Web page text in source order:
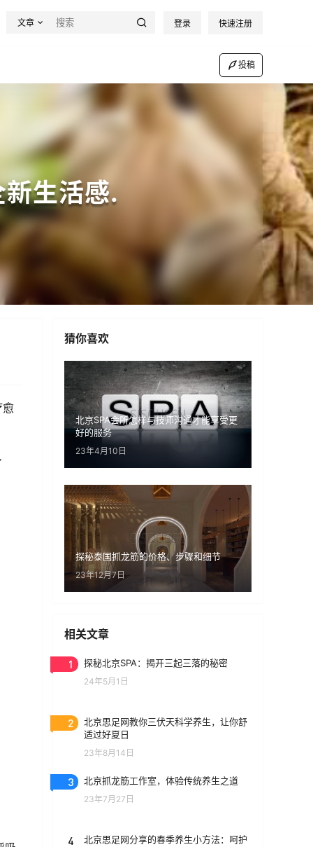
文章 登录 快速注册
投稿
生活感.
愈
猜你喜欢
北京SPA会所怎样与技师沟通才能享受更
好的服务
23年4月10日
探秘泰国抓龙筋的价格、步骤和细节
23年12月7日
相关文章
1 探秘北京SPA：揭开三起三落的秘密
24年5月1日
2
北京思足网教你三伏天科学养生，让你舒
适过好夏日
23年8月14日
3 北京抓龙筋工作室，体验传统养生之道
23年7月27日
4
北京思足网分享的春季养生小方法：呵护